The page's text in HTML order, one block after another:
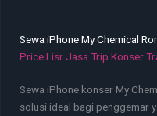
Sewa iPhone My Chemical
Price Lisr Jasa Trip Konser
Sewa iPhone konser My
solusi ideal bagi penggemar